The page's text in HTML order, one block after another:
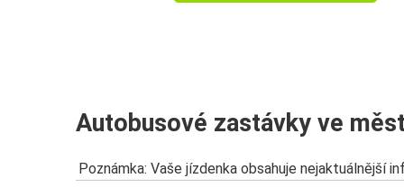
Lisabon (Letiště)
Caldas da Rainha
Nazare
Autobusové zastávky ve
Poznámka: Vaše jízdenka obsahuje nejaktuálnější